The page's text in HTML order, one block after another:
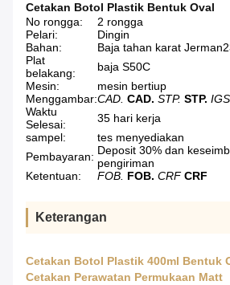
Cetakan Botol Plastik Bentuk Oval
No rongga:
2 rongga
Pelari:
Dingin
Bahan:
Baja tahan karat
Plat
belakang:
baja S50C
Mesin:
mesin bertiup
Menggambar:CAD. CAD. STP. STP. IGS
Waktu
Selesai:
35 hari kerja
sampel:
tes menyediakan
Pembayaran: Deposit 30% dan
pengiriman
Ketentuan:
FOB. FOB. CRF CRF
Keterangan
Cetakan Botol Plastik 400ml Bentuk
Cetakan Perawatan Permukaan Matt